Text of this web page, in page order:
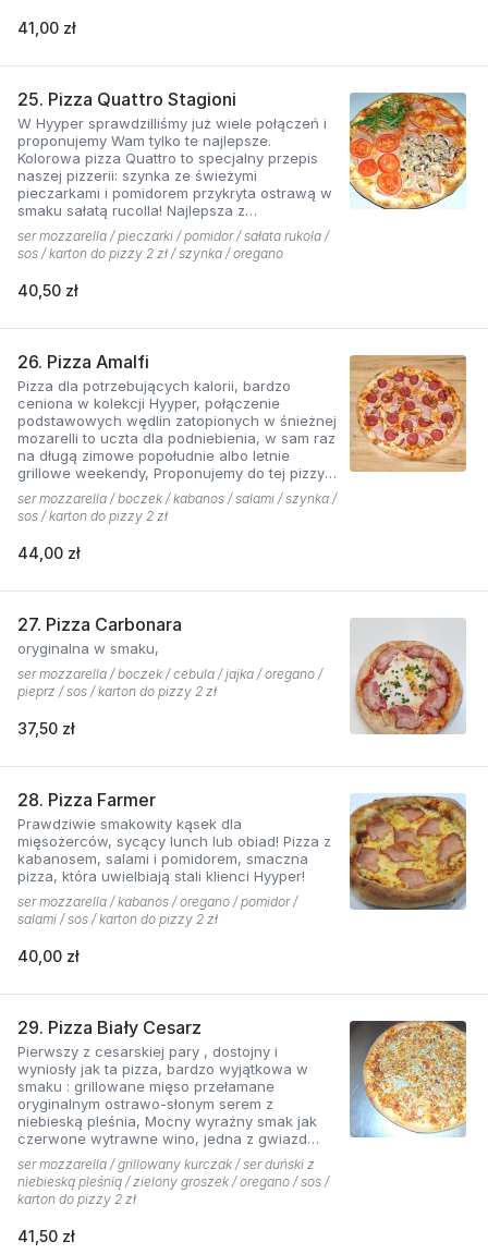
41,00 zł
25. Pizza Quattro Stagioni
W Hyyper sprawdzilliśmy już wiele połączeń i
proponujemy Wam tylko te najlepsze.
Kolorowa pizza Quattro to specjalny przepis
naszej pizzerii: szynka ze świeżymi
pieczarkami i pomidorem przykryta ostrawą w
smaku sałatą rucolla! Najlepsza z
czosnkowym sosem według naszej receptury
ser mozzarella / pieczarki / pomidor / sałata rukola /
sos / karton do pizzy 2 zł / szynka / oregano
40,50 zł
26. Pizza Amalfi
Pizza dla potrzebujących kalorii, bardzo
ceniona w kolekcji Hyyper, połączenie
podstawowych wędlin zatopionych w śnieżnej
mozarelli to uczta dla podniebienia, w sam raz
na długą zimowe popołudnie albo letnie
grillowe weekendy, Proponujemy do tej pizzy
sos pomidorowy pikantny z dodatkiem cebuli.
ser mozzarella / boczek / kabanos / salami / szynka /
sos / karton do pizzy 2 zł
44,00 zł
27. Pizza Carbonara
oryginalna w smaku,
ser mozzarella / boczek / cebula / jajka / oregano /
pieprz / sos / karton do pizzy 2 zł
37,50 zł
28. Pizza Farmer
Prawdziwie smakowity kąsek dla
mięsożerców, sycący lunch lub obiad! Pizza z
kabanosem, salami i pomidorem, smaczna
pizza, która uwielbiają stali klienci Hyyper!
ser mozzarella / kabanos / oregano / pomidor /
salami / sos / karton do pizzy 2 zł
40,00 zł
29. Pizza Biały Cesarz
Pierwszy z cesarskiej pary , dostojny i
wyniosły jak ta pizza, bardzo wyjątkowa w
smaku : grillowane mięso przełamane
oryginalnym ostrawo-słonym serem z
niebieską pleśnia, Mocny wyraźny smak jak
czerwone wytrawne wino, jedna z gwiazd
kolekcji pizzerii Hyyper.
ser mozzarella / grillowany kurczak / ser duński z
niebieską pleśnią / zielony groszek / oregano / sos /
karton do pizzy 2 zł
41,50 zł